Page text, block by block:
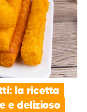
la ricetta
e delizioso